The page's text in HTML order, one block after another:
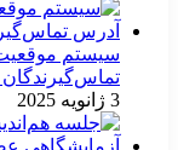
سیستم
تماس‌گیرندگان ۱۱۵
3 ژانویه 2025